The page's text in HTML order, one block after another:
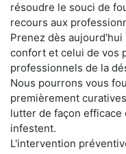
résoudre le souci de
recours aux
Prenez dès
confort et celui de vos
professionnels de la
Nous pourrons vous
premièrement
lutter de façon
infestent.
L'intervention